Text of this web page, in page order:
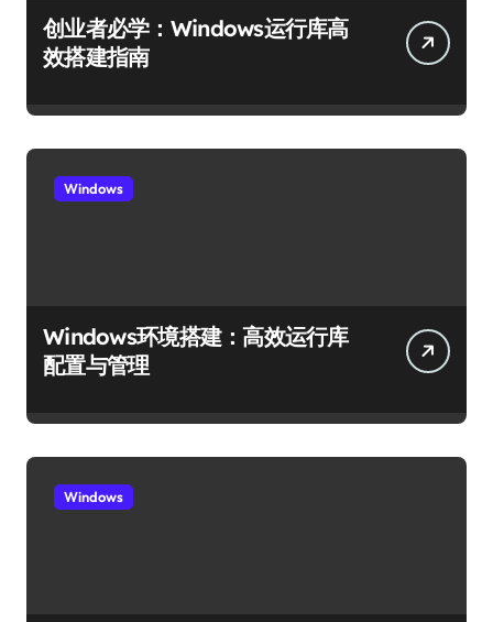
创业者必学：Windows运行库高
效搭建指南
Windows
Windows环境搭建：高效运行库
配置与管理
Windows